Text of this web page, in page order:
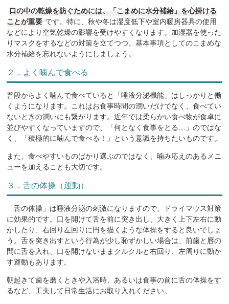
口の中の乾燥を防ぐためには、「こまめに水分補給」を心掛ける
ことが重要 です。特に、秋や冬は湿度低下や室内暖房器具の使用
などにより空気乾燥の影響を受けやすくなります。加湿器を使った
りマスクをするなどの対策を立てつつ、基本事項としてのこまめな
水分補給を忘れないようにしましょう。
２．よく噛んで食べる
普段からよく噛んで食べていると「唾液分泌機能」はしっかりと働
くようになります。これはお食事時間の潤いだけでなく、食べてい
ないときの潤いにも繋がります。近年では柔らかい食べ物が食卓に
並びやすくなっていますので、「何となく食事をとる…」のではな
く、「積極的に噛んで食べる！」という意識を持ちたいものです。
また、食べやすいものばかり選ぶのではなく、噛み応えのあるメニ
ューを加えることも大切です。
３．舌の体操（運動）
「舌の体操」は唾液分泌の刺激になりますので、ドライマウス対策
に効果的です。口を開けて舌を前に突き出し、大きく上下左右に動
かしたり、右回り左回りに円を描くような体操をすると良いでしょ
う。舌を突き出すという行為が少し恥ずかしい場合は、前歯と唇の
間に舌を入れ、口を開けないままクルクルと右回り、左周りに動か
す運動もあります。
朝起きて歯を磨くときや入浴時、あるいは食事の前に舌の体操をす
るなど、工夫して日常生活にお取り入れください。